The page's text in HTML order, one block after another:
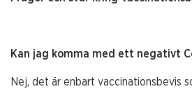
Kan jag komma med ett negativt
Nej, det är enbart vaccinationsbevis